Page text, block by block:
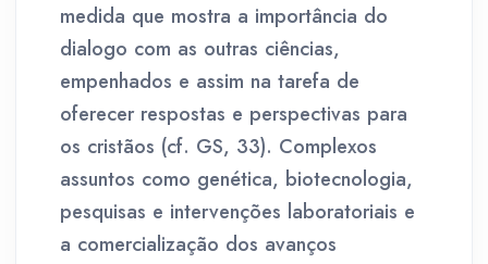
medida que mostra a importância do
dialogo com as outras ciências,
empenhados e assim na tarefa de
oferecer respostas e perspectivas para
os cristãos (cf. GS, 33). Complexos
assuntos como genética, biotecnologia,
pesquisas e intervenções laboratoriais e
a comercialização dos avanços